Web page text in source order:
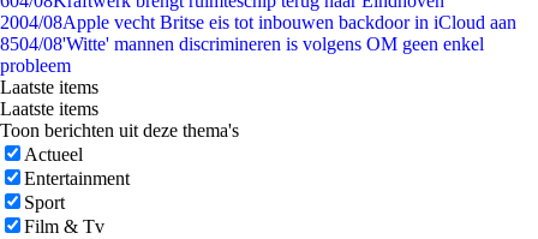
2004/08Apple vecht Britse eis tot inbouwen backdoor in iCloud aan
8504/08'Witte' mannen discrimineren is volgens OM geen enkel
probleem
Laatste items
Laatste items
Toon berichten uit deze thema's
Actueel
Entertainment
Sport
Film & Tv